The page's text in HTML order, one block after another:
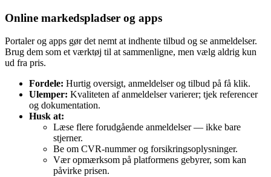
Online markedspladser og apps
Portaler og apps gør det nemt at indhente tilbud og se anmeldelser.
Brug dem som et værktøj til at sammenligne, men vælg aldrig kun
ud fra pris.
Fordele: Hurtig oversigt, anmeldelser og tilbud på få klik.
Ulemper: Kvaliteten af anmeldelser varierer; tjek referencer
og dokumentation.
Husk at:
Læse flere forudgående anmeldelser — ikke bare
stjerner.
Be om CVR‑nummer og forsikringsoplysninger.
Vær opmærksom på platformens gebyrer, som kan
påvirke prisen.